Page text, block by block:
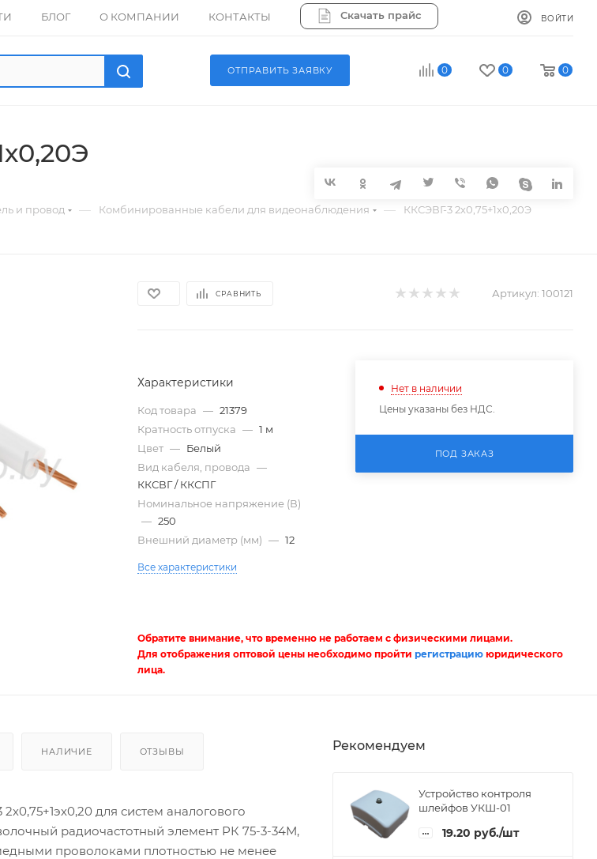
БЛОГ О КОМПАНИИ КОНТАКТЫ Скачать прайс ВОЙТИ
0 0 0
ОТПРАВИТЬ ЗАЯВКУ
и провод — Комбинированные кабели для видеонаблюдения — ККСЭВГ-3 2х0,75+1х0,20Э
СРАВНИТЬ Артикул: 100121
Характеристики
Код товара — 21379
Кратность отпуска — 1 м
Цвет — Белый
Вид кабеля, провода —
ККСВГ / ККСПГ
Номинальное напряжение (В)
— 250
Внешний диаметр (мм) — 12
Все характеристики
Нет в наличии
Цены указаны без НДС.
ПОД ЗАКАЗ
Обратите внимание, что временно не работаем с физическими лицами.
Для отображения оптовой цены необходимо пройтирегистрацию юридического
лица.
НАЛИЧИЕ ОТЗЫВЫ
для систем аналогового
радиочастотный элемент РК 75-3-34М,
проволоками плотностью не менее
Рекомендуем
Устройство контроля
шлейфов УКШ-01
19.20 руб./шт